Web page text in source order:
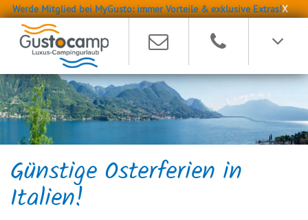
Werde Mitglied bei MyGusto: immer Vorteile & exklusive Extras!X
Günstige Osterferien in
Italien!